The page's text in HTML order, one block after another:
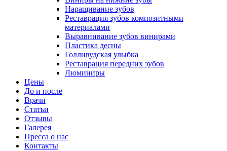
Наращивание зубов
Реставрация зубов композитными
материалами
Выравнивание зубов винирами
Пластика десны
Голливудская улыбка
Реставрация передних зубов
Люминиры
Цены
До и после
Врачи
Статьи
Отзывы
Галерея
Пресса о нас
Контакты